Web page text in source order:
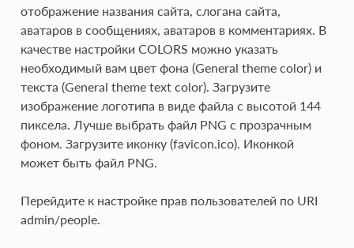
отображение названия сайта, слогана сайта,
аватаров в сообщениях, аватаров в комментариях. В
качестве настройки COLORS можно указать
необходимый вам цвет фона (General theme color) и
текста (General theme text color). Загрузите
изображение логотипа в виде файла с высотой 144
пиксела. Лучше выбрать файл PNG с прозрачным
фоном. Загрузите иконку (favicon.ico). Иконкой
может быть файл PNG.
Перейдите к настройке прав пользователей по URI
admin/people.